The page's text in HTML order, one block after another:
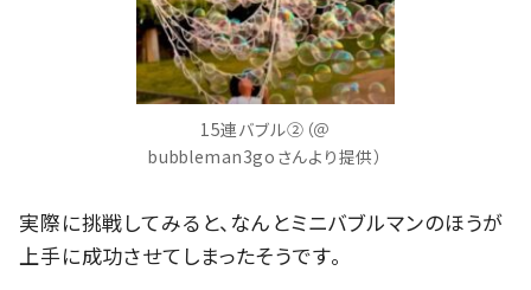
15連バブル②（＠
bubbleman3goさんより提供）
実際に挑戦してみると、なんとミニバブルマンのほうが
上手に成功させてしまったそうです。